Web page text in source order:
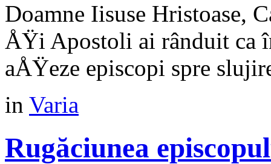
Doamne Iisuse Hristoase,
ÅŸi Apostoli ai rânduit ca
aÅŸeze episcopi spre
in Varia
Rugăciunea